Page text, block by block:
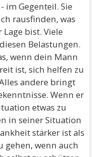
im Gegenteil. Sie
rausfinden, was
bist. Viele
Belastungen.
wenn dein Mann
ist, sich helfen zu
andere bringt
Wenn er
etwas zu
in seiner Situation
stärker ist als
gehen, wenn auch